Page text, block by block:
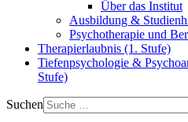
Über das Institut
Ausbildung &
Psychotherapie und
Therapierlaubnis (1. Stufe)
Tiefenpsychologie &
Stufe)
Suchen